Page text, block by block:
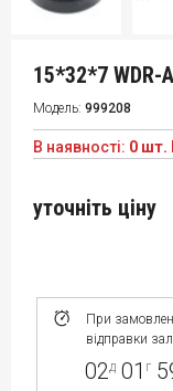
15*32*7 WDR-
Модель: 999208
В наявності: 0 шт.
При
відправки
02д 01 г
уточніть ціну